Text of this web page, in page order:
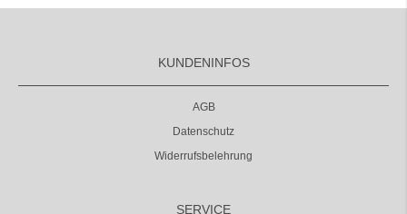
KUNDENINFOS
AGB
Datenschutz
Widerrufsbelehrung
SERVICE